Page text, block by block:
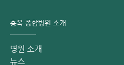
홍옥 종합병원 소개
병원 소개
뉴스